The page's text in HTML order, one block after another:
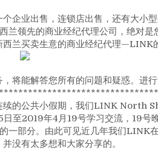
企业出售，连锁店出售，还有大小
兰领先的商业经纪代理公司，绝对
兰买卖生意的商业经纪代理—LINK
将能解答您所有的问题和疑惑。进
续的公共小假期，我们LINK North
至2019年4月19号学习交流，19号
一部分。由此可见近几年我们LINK
没有太多想和大家分享的。